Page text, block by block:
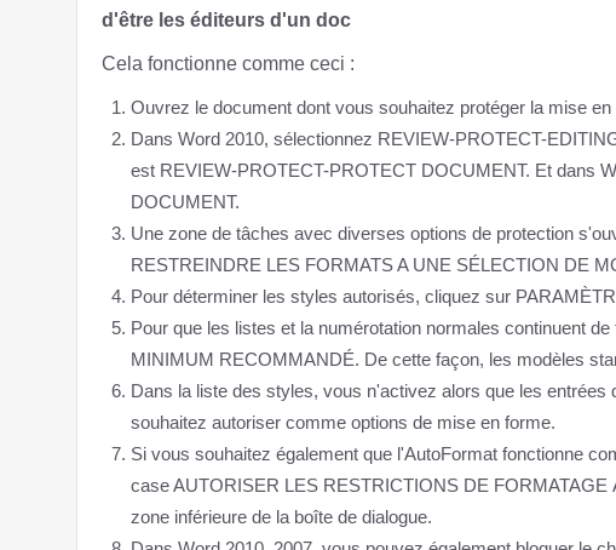
d'être les éditeurs d'un doc
Cela fonctionne comme ceci :
Ouvrez le document dont vous souhaitez protéger la mise en
Dans Word 2010, sélectionnez REVIEW-PROTECT-
est REVIEW-PROTECT-PROTECT DOCUMENT. Et dans
DOCUMENT.
Une zone de tâches avec diverses options de protection
RESTREINDRE LES FORMATS A UNE SÉLECTION DE
Pour déterminer les styles autorisés, cliquez sur
Pour que les listes et la numérotation normales continuent
MINIMUM RECOMMANDÉ. De cette façon, les modèles
Dans la liste des styles, vous n'activez alors que les
souhaitez autoriser comme options de mise en forme.
Si vous souhaitez également que l'AutoFormat fonctionne
case AUTORISER LES RESTRICTIONS DE
zone inférieure de la boîte de dialogue.